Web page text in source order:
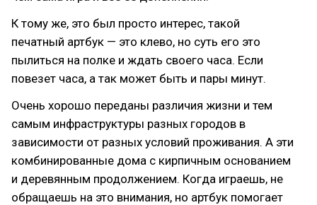
К тому же, это был просто интерес, такой
печатный артбук — это клево, но суть его это
пылиться на полке и ждать своего часа. Если
повезет часа, а так может быть и пары минут.
Очень хорошо переданы различия жизни и тем
самым инфраструктуры разных городов в
зависимости от разных условий проживания. А эти
комбинированные дома с кирпичным основанием
и деревянным продолжением. Когда играешь, не
обращаешь на это внимания, но артбук помогает